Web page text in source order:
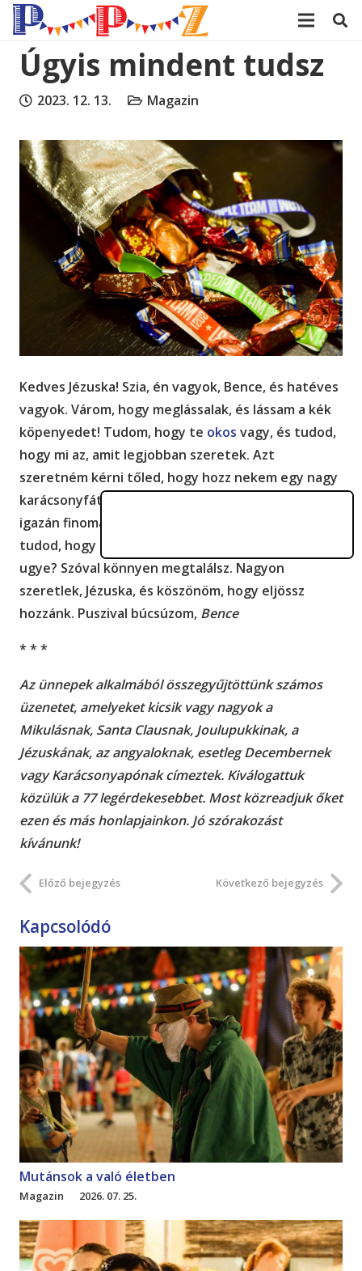
Úgyis mindent tudsz
2023. 12. 13. Magazin
Kedves Jézuska! Szia, én vagyok, Bence, és hatéves
vagyok. Várom, hogy meglássalak, és lássam a kék
köpenyedet! Tudom, hogy te okos vagy, és tudod,
hogy mi az, amit legjobban szeretek. Azt
szeretném kérni tőled, hogy hozz nekem egy nagy
karácsonyfát tele AZZAL a
igazán finomat szeretnék, amit imádok! Azt is
tudod, hogy melyik a mi lakásunk a hetediken,
ugye? Szóval könnyen megtalálsz. Nagyon
szeretlek, Jézuska, és köszönöm, hogy eljössz
hozzánk. Puszival búcsúzom, Bence
* * *
Az ünnepek alkalmából összegyűjtöttünk számos
üzenetet, amelyeket kicsik vagy nagyok a
Mikulásnak, Santa Clausnak, Joulupukkinak, a
Jézuskának, az angyaloknak, esetleg Decembernek
vagy Karácsonyapónak címeztek. Kiválogattuk
közülük a 77 legérdekesebbet. Most közreadjuk őket
ezen és más honlapjainkon. Jó szórakozást
kívánunk!
Előző bejegyzés Következő bejegyzés
Kapcsolódó
Mutánsok a való életben
Magazin 2026. 07. 25.
modal-check